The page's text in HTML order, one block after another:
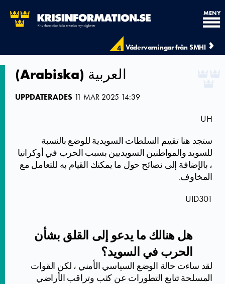
4 Vädervarningar från SMHI
MENY
(Arabiska)­ العربية
UPPDATERADES 11 MAR 2025 14:39
UH
ستجد هنا تقييم السلطات السويدية للوضع بالنسبة
للسويد والمواطنين السويديين بسبب الحرب في أوكرانيا
، بالإضافة إلى نصائح حول ما يمكنك القيام به للتعامل مع
المخاوف.
UID301
هل هنالك ما يدعو إلى القلق بشأن
الحرب في السويد؟
لقد ساءت حالة الوضع السياسي الأمني ، لكن القوات
المسلحة تتابع التطورات عن كثب وتراقب الأراضي